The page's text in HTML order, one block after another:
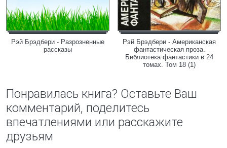
Рэй Брэдбери - Разрозненные
рассказы
Рэй Брэдбери - Американская
фантастическая проза.
Библиотека фантастики в 24
томах. Том 18 (1)
Понравилась книга? Оставьте Ваш
комментарий, поделитесь
впечатлениями или расскажите
друзьям